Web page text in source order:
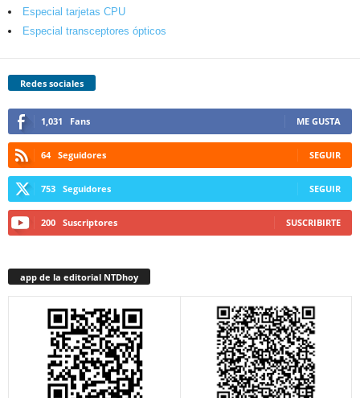
Especial tarjetas CPU
Especial transceptores ópticos
Redes sociales
1,031 Fans ME GUSTA
64 Seguidores SEGUIR
753 Seguidores SEGUIR
200 Suscriptores SUSCRIBIRTE
app de la editorial NTDhoy